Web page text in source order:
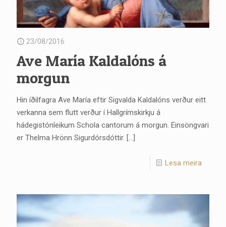
23/08/2016
Ave María Kaldalóns á
morgun
Hin íðilfagra Ave María eftir Sigvalda Kaldalóns verður eitt
verkanna sem flutt verður í Hallgrímskirkju á
hádegistónleikum Schola cantorum á morgun. Einsöngvari
er Thelma Hrönn Sigurdórsdóttir. […]
Lesa meira